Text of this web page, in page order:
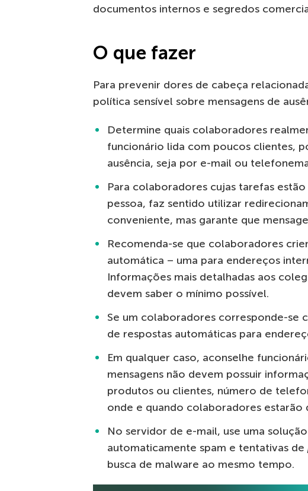
documentos internos e segredos
O que fazer
Para prevenir dores de cabeça
política sensível sobre mensagens de
Determine quais colaboradores
funcionário lida com poucos clientes,
ausência, seja por e-mail ou
Para colaboradores cujas tarefas
pessoa, faz sentido utilizar
conveniente, mas garante que
Recomenda-se que colaboradores
automática – uma para endereços
Informações mais detalhadas aos
devem saber o mínimo possível.
Se um colaboradores corresponde-se
de respostas automáticas para
Em qualquer caso, aconselhe
mensagens não devem possuir
produtos ou clientes, número de
onde e quando colaboradores
No servidor de e-mail, use uma
automaticamente spam e tentativas de
busca de malware ao mesmo tempo.